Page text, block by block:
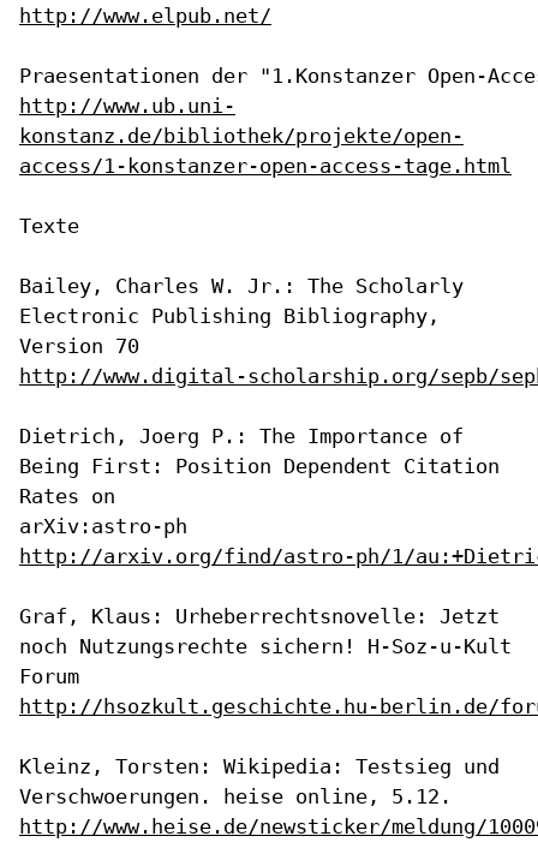
http://www.elpub.net/
http://www.ub.uni-
konstanz.de/bibliothek/projekte/open-
access/1-konstanzer-open-access-tage.html
Texte
Bailey, Charles W. Jr.: The Scholarly
Electronic Publishing Bibliography,
Version 70
http://www.digital-scholarship.org/sepb/
Dietrich, Joerg P.: The Importance of
Being First: Position Dependent Citation
Rates on
http://arxiv.org/find/astro-ph/1/
Graf, Klaus: Urheberrechtsnovelle: Jetzt
noch Nutzungsrechte sichern! H-Soz-u-Kult
Forum
http://hsozkult.geschichte.hu-berlin.de/
Kleinz, Torsten: Wikipedia: Testsieg und
Verschwoerungen. heise online, 5.12.
http://www.heise.de/newsticker/meldung/